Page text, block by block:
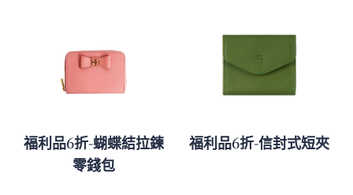
福利品6折-蝴蝶結拉鍊
零錢包
福利品6折-信封式短夾